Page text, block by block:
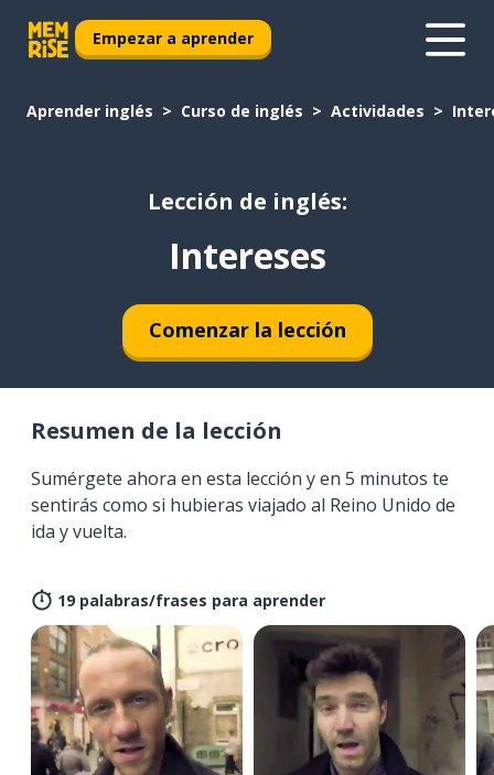
Empezar a aprender
Aprender inglés Curso de inglés Actividades
Lección de inglés:
Intereses
Comenzar la lección
Resumen de la lección
Sumérgete ahora en esta lección y en 5 minutos te
sentirás como si hubieras viajado al Reino Unido de
ida y vuelta.
19 palabras/frases para aprender